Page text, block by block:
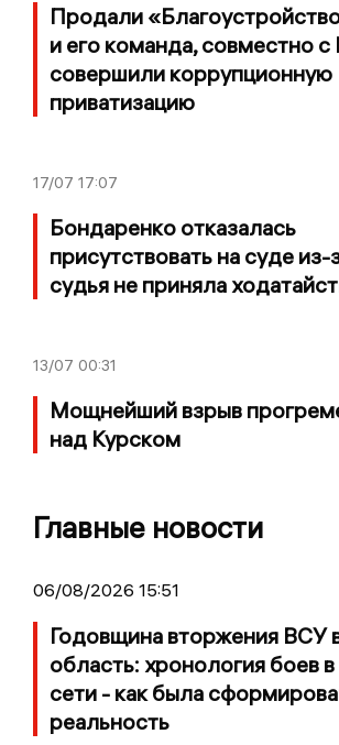
Продали
и его команда, совместно
совершили коррупционную
приватизацию
17/07 17:07
Бондаренко отказалась
присутствовать на суде
судья не приняла
13/07 00:31
Мощнейший взрыв
над Курском
Главные новости
06/08/2026 15:51
Годовщина вторжения ВСУ
область: хронология боев в
сети - как была
реальность